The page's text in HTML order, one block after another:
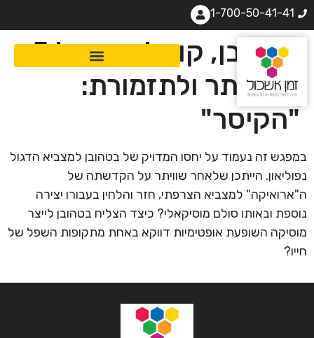
1-700-50-41-41
בטהובן, קונצ'רטו מס' 5
לפנסתר ולתזמורת:
"הקיסר"
במפגש זה נעמוד על יחסו המדויק של בטהובן למצביא הדגול
נפוליאון. הייתכן שלאחר שוויתר על הקדשתה של
ה"ארואיקה" למצביא הצרפתי, חזר והלחין בעבורו יצירה
נוספת ובאותו סולם מוסיקאלי? כיצד הצליח בטהובן לייצר
מוסיקה השופעת אופטימיות דווקא באחת מתקופות השפל של
חייו?